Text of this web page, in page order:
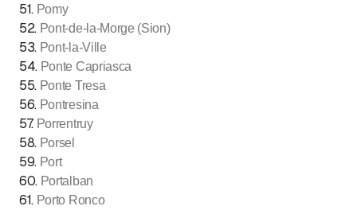
51. Pomy
52. Pont-de-la-Morge (Sion)
53. Pont-la-Ville
54. Ponte Capriasca
55. Ponte Tresa
56. Pontresina
57. Porrentruy
58. Porsel
59. Port
60. Portalban
61. Porto Ronco